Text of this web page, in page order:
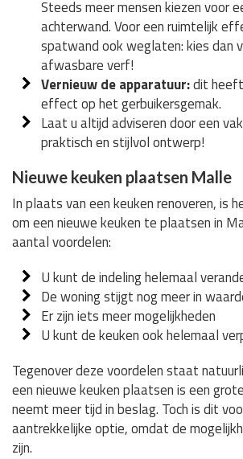
Steeds meer mensen kiezen voor
achterwand. Voor een ruimtelijk
spatwand ook weglaten: kies dan
afwasbare verf!
Vernieuw de apparatuur:dit
effect op het gerbuikersgemak.
Laat u altijd adviseren door een
praktisch en stijlvol ontwerp!
Nieuwe keuken plaatsen Malle
In plaats van een keuken renoveren, is
om een nieuwe keuken te plaatsen in
aantal voordelen:
U kunt de indeling helemaal
De woning stijgt nog meer in
Er zijn iets meer mogelijkheden
U kunt de keuken ook helemaal
Tegenover deze voordelen staat
een nieuwe keuken plaatsen is een
neemt meer tijd in beslag. Toch is dit
aantrekkelijke optie, omdat de
zijn.